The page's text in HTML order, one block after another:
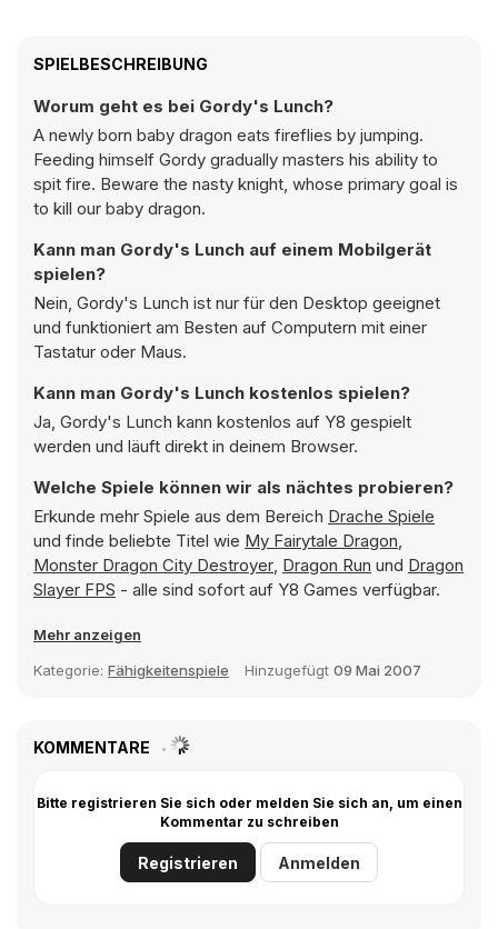
SPIELBESCHREIBUNG
Worum geht es bei Gordy's Lunch?
A newly born baby dragon eats fireflies by jumping.
Feeding himself Gordy gradually masters his ability to
spit fire. Beware the nasty knight, whose primary goal is
to kill our baby dragon.
Kann man Gordy's Lunch auf einem Mobilgerät
spielen?
Nein, Gordy's Lunch ist nur für den Desktop geeignet
und funktioniert am Besten auf Computern mit einer
Tastatur oder Maus.
Kann man Gordy's Lunch kostenlos spielen?
Ja, Gordy's Lunch kann kostenlos auf Y8 gespielt
werden und läuft direkt in deinem Browser.
Welche Spiele können wir als nächtes probieren?
Erkunde mehr Spiele aus dem Bereich Drache Spiele
und finde beliebte Titel wie My Fairytale Dragon,
Monster Dragon City Destroyer, Dragon Run und Dragon
Slayer FPS - alle sind sofort auf Y8 Games verfügbar.
Mehr anzeigen
Kategorie: Fähigkeitenspiele Hinzugefügt 09 Mai 2007
KOMMENTARE
Bitte registrieren Sie sich oder melden Sie sich an, um einen
Kommentar zu schreiben
Registrieren Anmelden